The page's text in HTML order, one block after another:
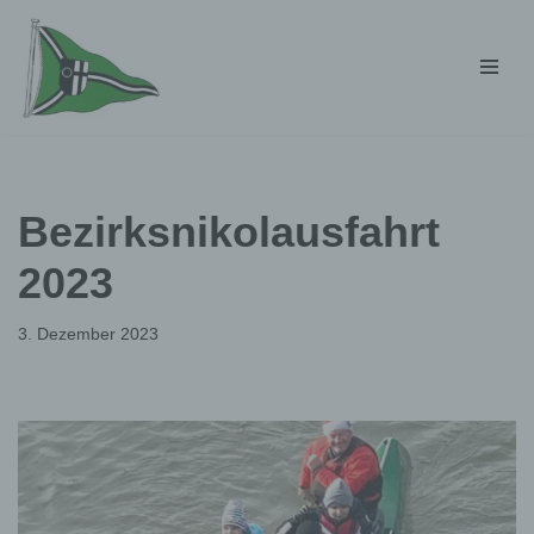
Zum
Inhalt
springen
Bezirksnikolausfahrt
2023
3. Dezember 2023